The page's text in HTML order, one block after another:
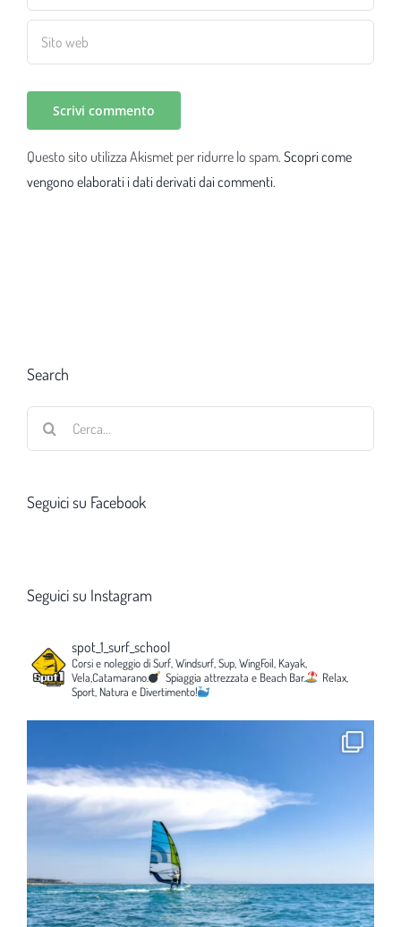
Questo sito utilizza Akismet per ridurre lo spam. Scopri come
vengono elaborati i dati derivati dai commenti.
Search
Seguici su Facebook
Seguici su Instagram
spot_1_surf_school
Corsi e noleggio di Surf, Windsurf, Sup, WingFoil, Kayak,
Vela,Catamarano.
Spiaggia attrezzata e Beach Bar.
Relax,
Sport, Natura e Divertimento!